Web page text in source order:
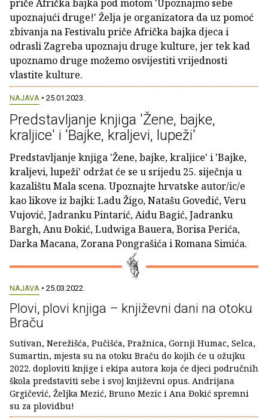
priče Afrička bajka pod motom 'Upoznajmo sebe
upoznajući druge!' Želja je organizatora da uz pomoć
zbivanja na Festivalu priče Afrička bajka djeca i
odrasli Zagreba upoznaju druge kulture, jer tek kad
upoznamo druge možemo osvijestiti vrijednosti
vlastite kulture.
NAJAVA • 25.01.2023.
Predstavljanje knjiga 'Žene, bajke,
kraljice' i 'Bajke, kraljevi, lupeži'
Predstavljanje knjiga 'Žene, bajke, kraljice' i 'Bajke,
kraljevi, lupeži' održat će se u srijedu 25. siječnja u
kazalištu Mala scena. Upoznajte hrvatske autor/ic/e
kao likove iz bajki: Ladu Žigo, Natašu Govedić, Veru
Vujović, Jadranku Pintarić, Aidu Bagić, Jadranku
Bargh, Anu Đokić, Ludwiga Bauera, Borisa Perića,
Darka Macana, Zorana Pongrašića i Romana Simića.
NAJAVA • 25.03.2022.
Plovi, plovi knjiga – književni dani na otoku
Braču
Sutivan, Nerežišća, Pučišća, Pražnica, Gornji Humac, Selca,
Sumartin, mjesta su na otoku Braču do kojih će u ožujku
2022. doploviti knjige i ekipa autora koja će djeci područnih
škola predstaviti sebe i svoj književni opus. Andrijana
Grgičević, Željka Mezić, Bruno Mezic i Ana Đokić spremni
su za plovidbu!